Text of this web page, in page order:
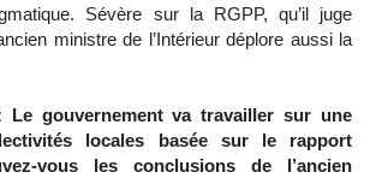
Sévère sur la RGPP, qu’il juge
ministre de l’Intérieur déplore aussi la
gouvernement va travailler sur une
locales basée sur le rapport
vous les conclusions de l’ancien